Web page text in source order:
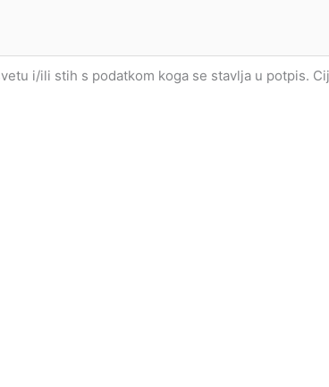
i/ili stih s podatkom koga se stavlja u potpis.